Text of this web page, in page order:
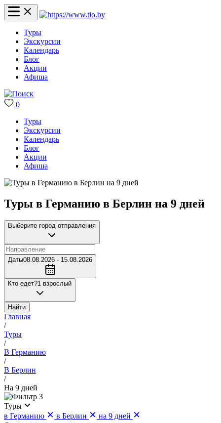
Туры
Экскурсии
Календарь
Блог
Акции
Афиша
0
Туры
Экскурсии
Календарь
Блог
Акции
Афиша
Туры в Германию в Берлин на 9 дней
Выберите город отправления
Даты08.08.2026 - 15.08.2026
Кто едет?1 взрослый
Найти
Главная
/
Туры
/
В Германию
/
В Берлин
/
На 9 дней
3
Туры
в Германию
в Берлин
на 9 дней